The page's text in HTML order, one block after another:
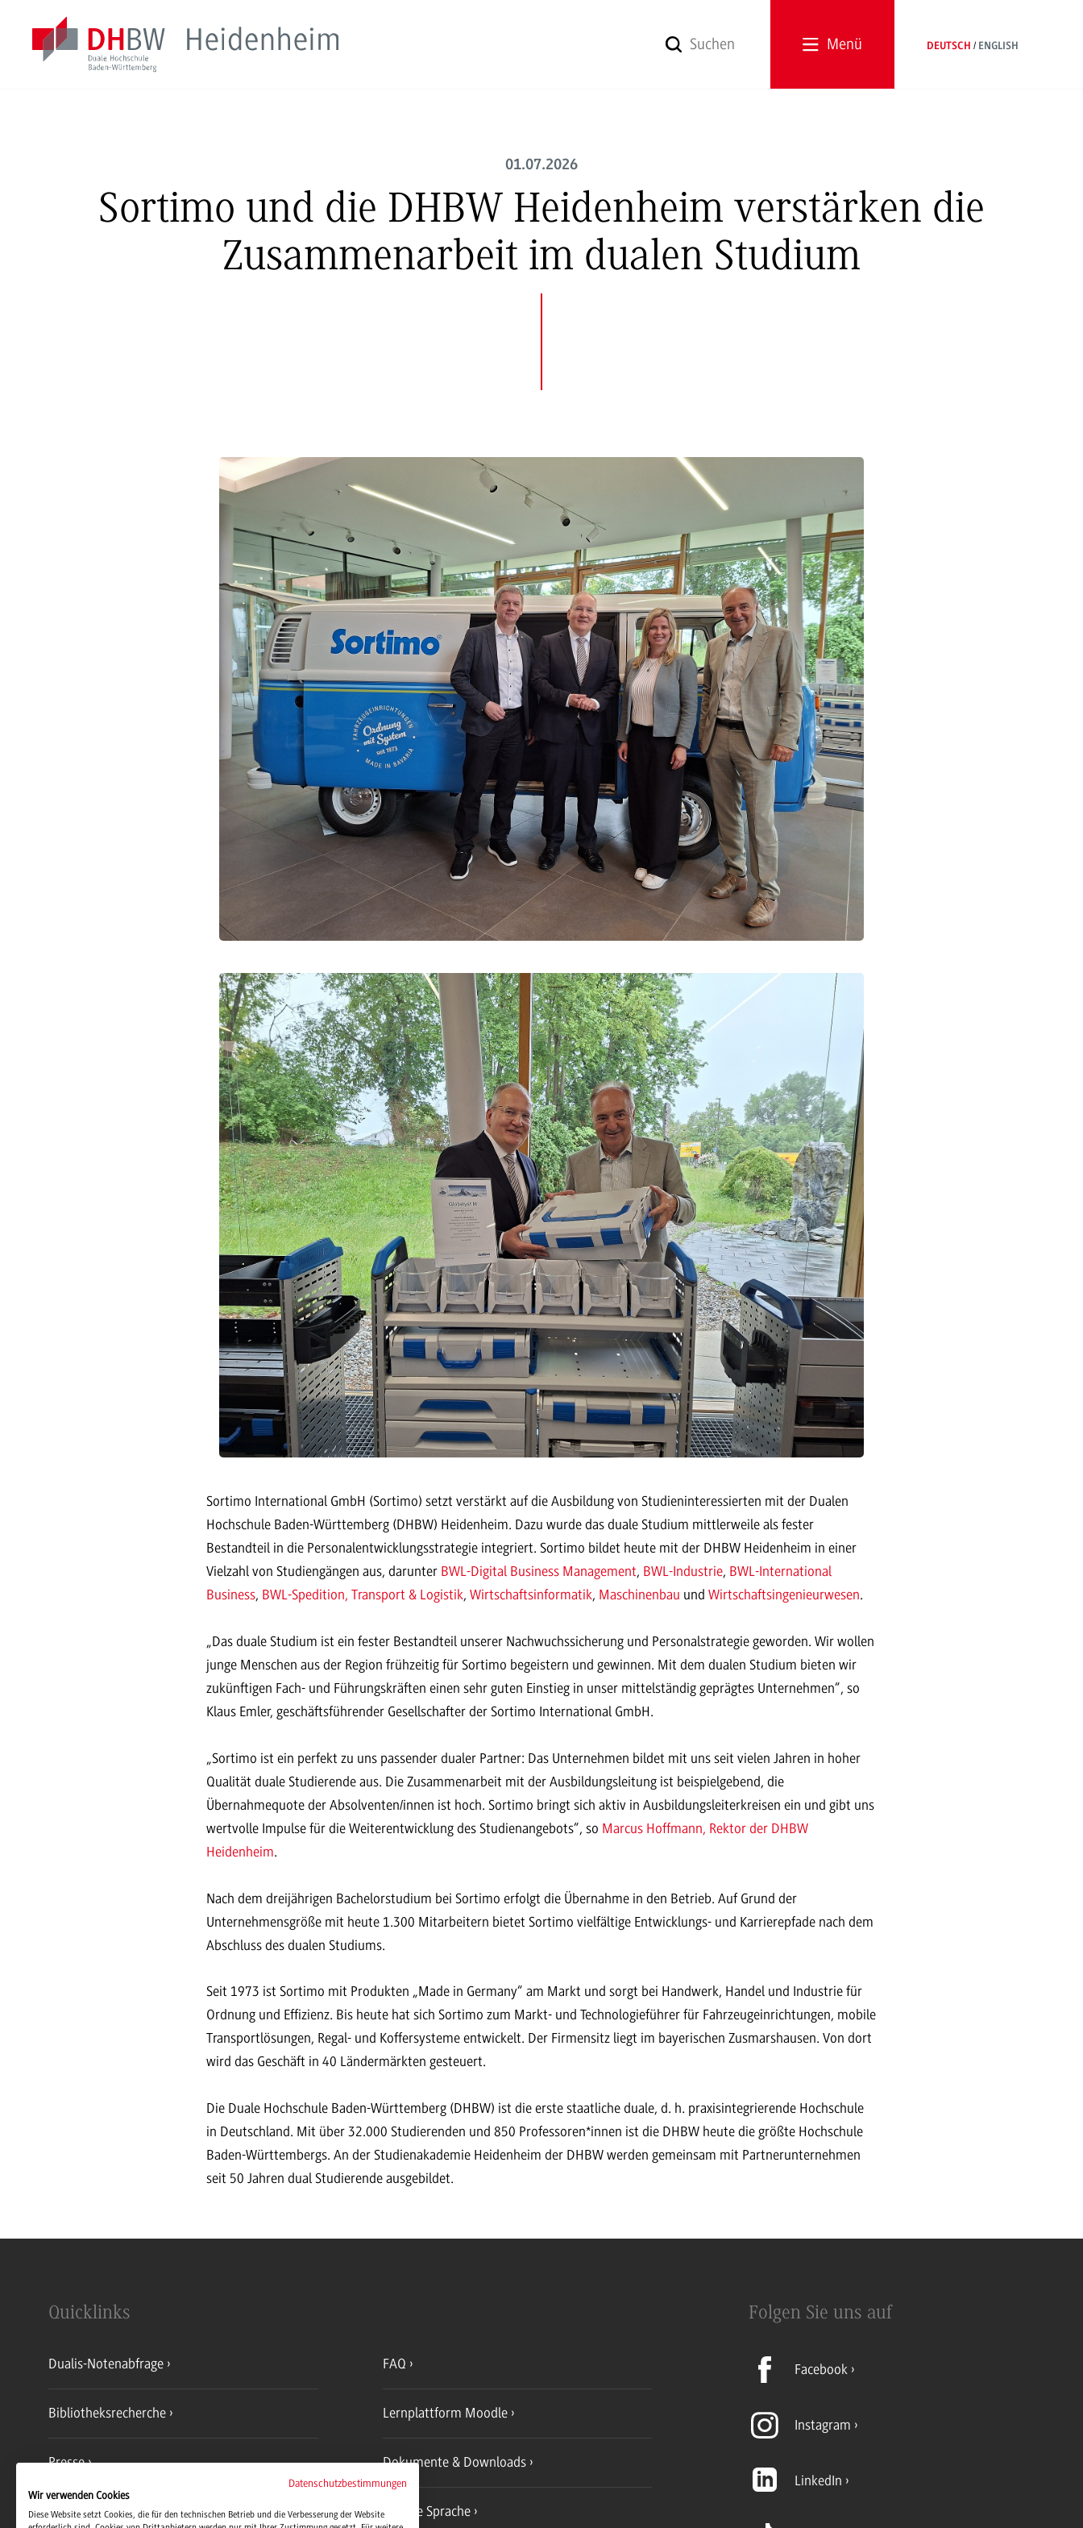
Menü DEUTSCH ENGLISH
01.07.2026
Sortimo und die DHBW Heidenheim verstärken die
Zusammenarbeit im dualen Studium
Sortimo International GmbH (Sortimo) setzt verstärkt auf die Ausbildung von Studieninteressierten mit der Dualen
Hochschule Baden-Württemberg (DHBW) Heidenheim. Dazu wurde das duale Studium mittlerweile als fester
Bestandteil in die Personalentwicklungsstrategie integriert. Sortimo bildet heute mit der DHBW Heidenheim in einer
Vielzahl von Studiengängen aus, darunter BWL-Digital Business Management, BWL-Industrie, BWL-International
Business, BWL-Spedition, Transport & Logistik,Wirtschaftsinformatik, Maschinenbau undWirtschaftsingenieurwesen.
„Das duale Studium ist ein fester Bestandteil unserer Nachwuchssicherung und Personalstrategie geworden. Wir wollen
junge Menschen aus der Region frühzeitig für Sortimo begeistern und gewinnen. Mit dem dualen Studium bieten wir
zukünftigen Fach- und Führungskräften einen sehr guten Einstieg in unser mittelständig geprägtes Unternehmen“, so
Klaus Emler, geschäftsführender Gesellschafter der Sortimo International GmbH.
„Sortimo ist ein perfekt zu uns passender dualer Partner: Das Unternehmen bildet mit uns seit vielen Jahren in hoher
Qualität duale Studierende aus. Die Zusammenarbeit mit der Ausbildungsleitung ist beispielgebend, die
Übernahmequote der Absolventen/innen ist hoch. Sortimo bringt sich aktiv in Ausbildungsleiterkreisen ein und gibt uns
wertvolle Impulse für die Weiterentwicklung des Studienangebots“, so Marcus Hoffmann, Rektor der DHBW
Heidenheim.
Nach dem dreijährigen Bachelorstudium bei Sortimo erfolgt die Übernahme in den Betrieb. Auf Grund der
Unternehmensgröße mit heute 1.300 Mitarbeitern bietet Sortimo vielfältige Entwicklungs- und Karrierepfade nach dem
Abschluss des dualen Studiums.
Seit 1973 ist Sortimo mit Produkten „Made in Germany“ am Markt und sorgt bei Handwerk, Handel und Industrie für
Ordnung und Effizienz. Bis heute hat sich Sortimo zum Markt- und Technologieführer für Fahrzeugeinrichtungen, mobile
Transportlösungen, Regal- und Koffersysteme entwickelt. Der Firmensitz liegt im bayerischen Zusmarshausen. Von dort
wird das Geschäft in 40 Ländermärkten gesteuert.
Die Duale Hochschule Baden-Württemberg (DHBW) ist die erste staatliche duale, d. h. praxisintegrierende Hochschule
in Deutschland. Mit über 32.000 Studierenden und 850 Professoren*innen ist die DHBW heute die größte Hochschule
Baden-Württembergs. An der Studienakademie Heidenheim der DHBW werden gemeinsam mit Partnerunternehmen
seit 50 Jahren dual Studierende ausgebildet.
Quicklinks
Dualis-Notenabfrage FAQ
Bibliotheksrecherche Lernplattform Moodle
Presse Dokumente & Downloads
Jobs und Karriere Leichte Sprache
Folgen Sie uns auf
Facebook
Instagram
LinkedIn
Datenschutzbestimmungen
Wir verwenden Cookies
Diese Website setzt Cookies, die für den technischen Betrieb und die Verbesserung der Website